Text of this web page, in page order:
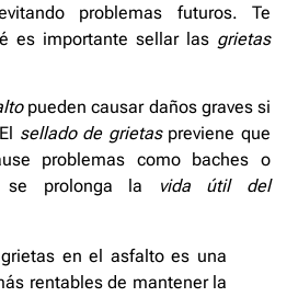
problemas futuros. Te
es importante sellar las grietas
pueden causar daños graves si
sellado de grietaspreviene que
problemas como baches o
se prolonga la
vida útil del
en el asfalto es una
rentables de mantener la